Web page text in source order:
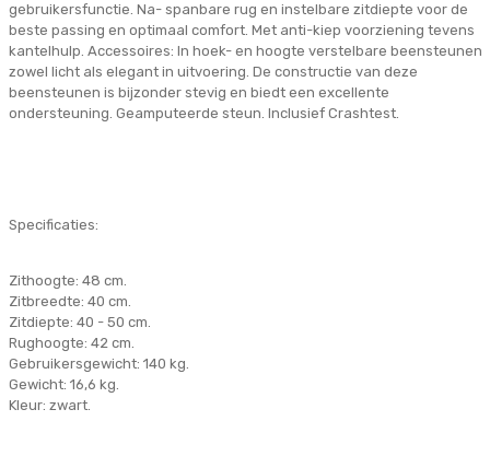
gebruikersfunctie. Na- spanbare rug en instelbare zitdiepte voor de
beste passing en optimaal comfort. Met anti-kiep voorziening tevens
kantelhulp. Accessoires: In hoek- en hoogte verstelbare beensteunen
zowel licht als elegant in uitvoering. De constructie van deze
beensteunen is bijzonder stevig en biedt een excellente
ondersteuning. Geamputeerde steun. Inclusief Crashtest.
Specificaties:
Zithoogte: 48 cm.
Zitbreedte: 40 cm.
Zitdiepte: 40 - 50 cm.
Rughoogte: 42 cm.
Gebruikersgewicht: 140 kg.
Gewicht: 16,6 kg.
Kleur: zwart.